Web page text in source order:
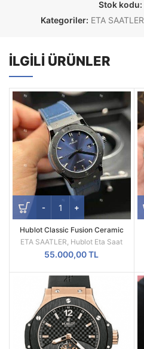
Stok kodu:
Kategoriler: ETA SAATLER
İLGILI ÜRÜNLER
Hublot Classic Fusion Ceramic
Blue 42mm Swiss SW300
Movement JJZ factory
ETA SAATLER, Hublot Eta Saat
55.000,00TL